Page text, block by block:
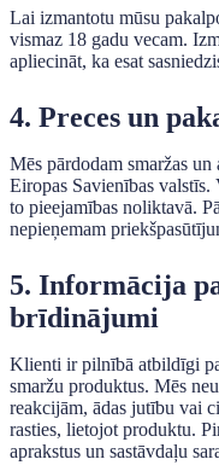
Lai izmantotu mūsu
vismaz 18 gadu vecam.
apliecināt, ka esat
4. Preces un
Mēs pārdodam smaržas un
Eiropas Savienības valstīs.
to pieejamības noliktavā.
nepieņemam
5. Informācija
brīdinājumi
Klienti ir pilnībā atbildīgi
smaržu produktus. Mēs
reakcijām, ādas jutību vai
rasties, lietojot produktu.
aprakstus un sastāvdaļu